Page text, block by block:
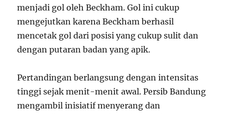
menjadi gol oleh Beckham. Gol ini cukup
mengejutkan karena Beckham berhasil
mencetak gol dari posisi yang cukup sulit dan
dengan putaran badan yang apik.
Pertandingan berlangsung dengan intensitas
tinggi sejak menit-menit awal. Persib Bandung
mengambil inisiatif menyerang dan